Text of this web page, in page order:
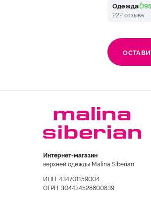
Одежда
222 отзыва
Интернет-магазин
верхней одежды Malina Siberian
ИНН: 434701159004
ОГРН: 304434528800839